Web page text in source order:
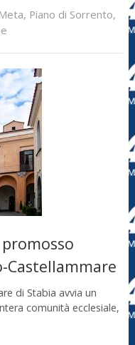
Meta, Piano di Sorrento,
Castellammare
di Stabia avvia un
comunità ecclesiale,